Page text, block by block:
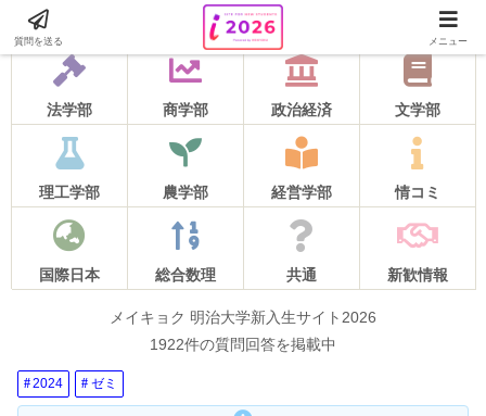
2026年度の質問受け付けは5月16日をもって終了しました！
法学部 商学部 政治経済 文学部
理工学部 農学部 経営学部 情コミ
国際日本 総合数理 共通 新歓情報
メイキョク 明治大学新入生サイト2026
1922件の質問回答を掲載中
2024 ゼミ
質問を送る メニュー